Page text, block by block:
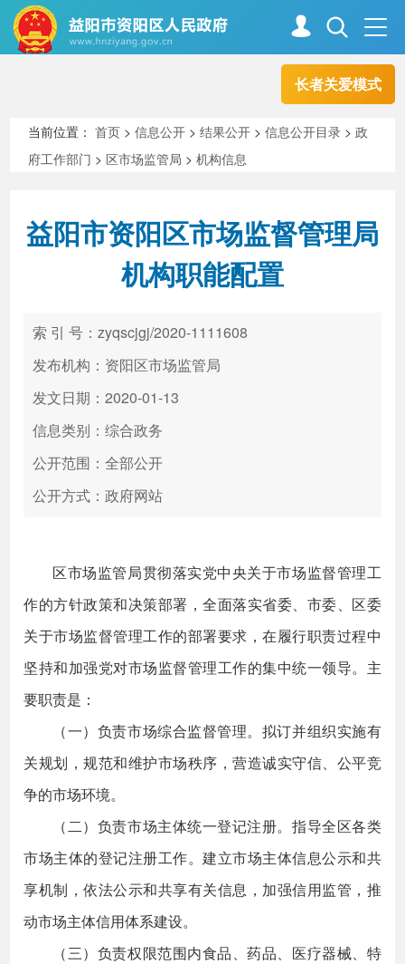
长者关爱模式
走进资阳
新闻中心 解读回应
政务服务
高效办成一件事
当前位置：首页 >信息公开 >结果公开 >信息公开目录 >政
府工作部门 > 区市场监管局 >机构信息
益阳市资阳区市场监督管理局
机构职能配置
索 引 号：zyqscjgj/2020-1111608
发布机构：资阳区市场监管局
发文日期：2020-01-13
信息类别：综合政务
公开范围：全部公开
公开方式：政府网站
区市场监管局贯彻落实党中央关于市场监督管理工
作的方针政策和决策部署，全面落实省委、市委、区委
关于市场监督管理工作的部署要求，在履行职责过程中
坚持和加强党对市场监督管理工作的集中统一领导。主
要职责是：
（一）负责市场综合监督管理。拟订并组织实施有
关规划，规范和维护市场秩序，营造诚实守信、公平竞
争的市场环境。
（二）负责市场主体统一登记注册。指导全区各类
市场主体的登记注册工作。建立市场主体信息公示和共
享机制，依法公示和共享有关信息，加强信用监管，推
动市场主体信用体系建设。
（三）负责权限范围内食品、药品、医疗器械、特